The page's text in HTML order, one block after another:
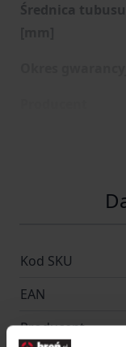
Średnica tubusu
Kod SKU
EAN
Producent